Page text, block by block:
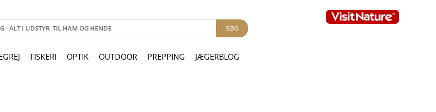
SØG
FISKERI OPTIK OUTDOOR PREPPING JÆGERBLOG